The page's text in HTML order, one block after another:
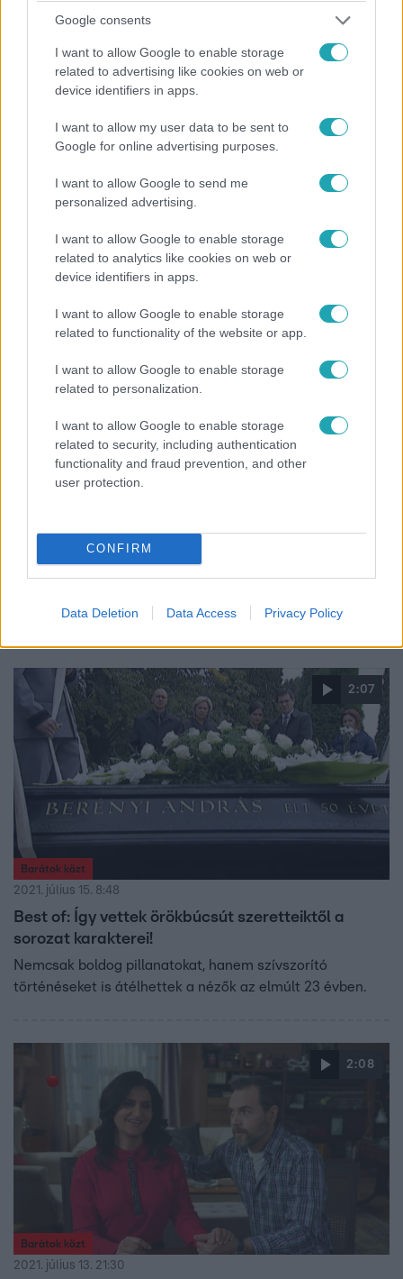
Google consents
I want to allow Google to enable storage
related to advertising like cookies on web or
device identifiers in apps.
I want to allow my user data to be sent to
Google for online advertising purposes.
I want to allow Google to send me
personalized advertising.
I want to allow Google to enable storage
related to analytics like cookies on web or
device identifiers in apps.
I want to allow Google to enable storage
related to functionality of the website or app.
I want to allow Google to enable storage
related to personalization.
I want to allow Google to enable storage
related to security, including authentication
functionality and fraud prevention, and other
user protection.
CONFIRM
Data Deletion Data Access Privacy Policy
Barátok közt
2021. július 15. 9:16
Best of: Ezek voltak a Barátok közt legforróbb
jelenetei!
jeleneteit!
2:55
Best of: Ezek voltak a Barátok közt legszexisebb
pillanatai!
jeleneteit!
2:07
Barátok közt
2021. július 15. 8:48
Best of: Így vettek örökbúcsút szeretteiktől a
sorozat karakterei!
Nemcsak boldog pillanatokat, hanem szívszorító
történéseket is átélhettek a nézők az elmúlt 23 évben.
2:08
Barátok közt
2021. július 13. 21:30